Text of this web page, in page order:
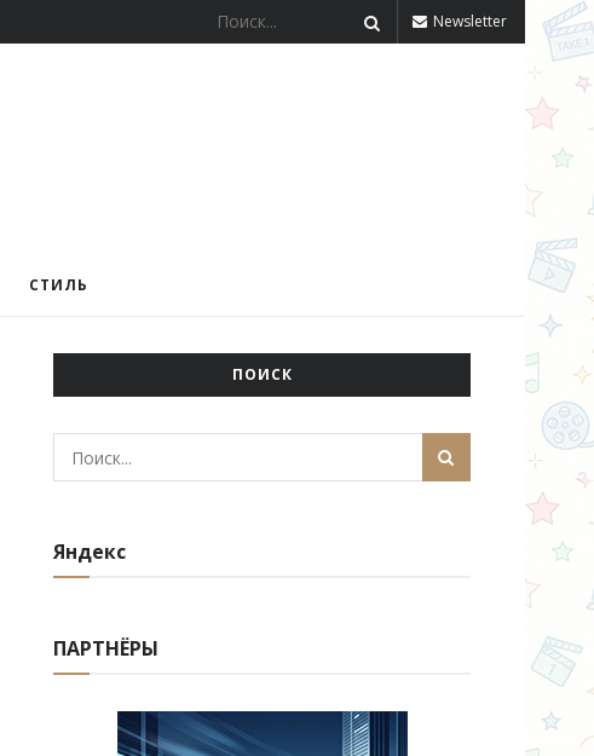
Newsletter
СТИЛЬ
ПОИСК
Яндекс
ПАРТНЁРЫ